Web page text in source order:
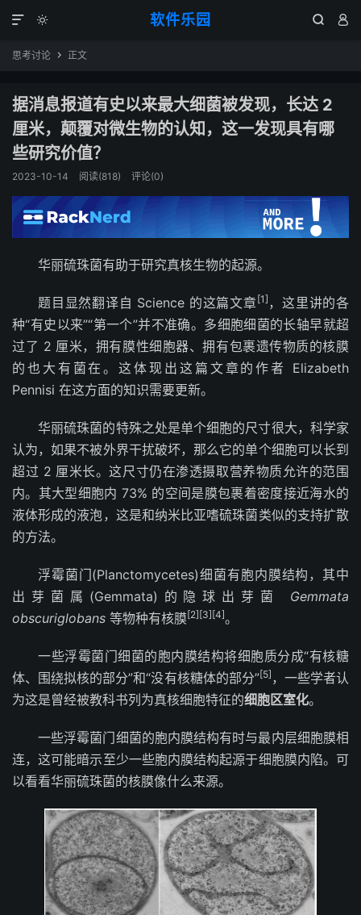
软件乐园 
 

思考讨论  正文
据消息报道有史以来最大细菌被发现，长达 2
厘米，颠覆对微生物的认知，这一发现具有哪
些研究价值？
2023-10-14 阅读(818) 评论(0)
华丽硫珠菌有助于研究真核生物的起源。
题目显然翻译自 Science 的这篇文章[1] ，这里讲的各
种“有史以来”“第一个”并不准确。多细胞细菌的长轴早就超
过了 2 厘米，拥有膜性细胞器、拥有包裹遗传物质的核膜
的也大有菌在。这体现出这篇文章的作者 Elizabeth
Pennisi 在这方面的知识需要更新。
华丽硫珠菌的特殊之处是单个细胞的尺寸很大，科学家
认为，如果不被外界干扰破坏，那么它的单个细胞可以长到
超过 2 厘米长。这尺寸仍在渗透摄取营养物质允许的范围
内。其大型细胞内 73% 的空间是膜包裹着密度接近海水的
液体形成的液泡，这是和纳米比亚嗜硫珠菌类似的支持扩散
的方法。
浮霉菌门(Planctomycetes)细菌有胞内膜结构，其中
出芽菌属(Gemmata)的隐球出芽菌 Gemmata
obscuriglobans 等物种有核膜[2][3][4]。
一些浮霉菌门细菌的胞内膜结构将细胞质分成“有核糖
体、围绕拟核的部分”和“没有核糖体的部分”[5] ，一些学者认
为这是曾经被教科书列为真核细胞特征的细胞区室化。
一些浮霉菌门细菌的胞内膜结构有时与最内层细胞膜相
连，这可能暗示至少一些胞内膜结构起源于细胞膜内陷。可
以看看华丽硫珠菌的核膜像什么来源。